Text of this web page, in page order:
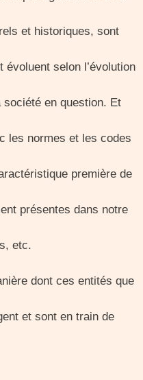
et historiques, sont
selon l’évolution
en question. Et
les normes et les codes
première de
présentes dans notre
etc.
dont ces entités que
et sont en train de